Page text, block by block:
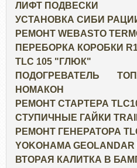
ЛИФТ ПОДВЕСКИ
УСТАНОВКА СИБИ
РЕМОНТ WEBASTO
ПЕРЕБОРКА КОРОБКИ
TLC 105 "ГЛЮК"
ПОДОГРЕВАТЕЛЬ
НОМАКОН
РЕМОНТ СТАРТЕРА
СТУПИЧНЫЕ ГАЙКИ
РЕМОНТ ГЕНЕРАТОРА
YOKOHAMA GEOLANDAR
ВТОРАЯ КАЛИТКА В